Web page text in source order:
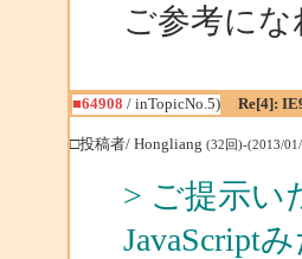
ご参考に
■64908 / inTopicNo.5) Re[4]:
□投稿者/ Hongliang (32回)-(2013/
> ご提示い
JavaScript